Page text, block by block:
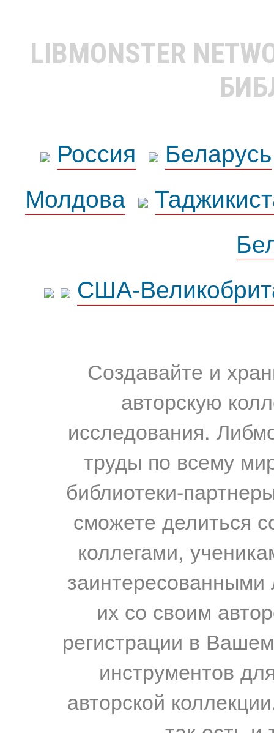
LIBMONSTER
Россия
Беларусь
Молдова
США-
Создавайте и
авторскую
исследования.
труды по всему
библиотеки-
сможете делиться
коллегами,
их со своим
регистрации в
инструментов
авторской